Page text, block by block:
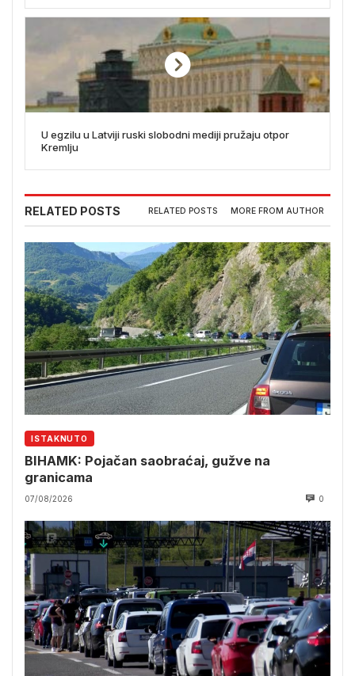
U egzilu u Latviji ruski slobodni mediji pružaju otpor
Kremlju
RELATED POSTS RELATED POSTS MORE FROM AUTHOR
ISTAKNUTO
BIHAMK: Pojačan saobraćaj, gužve na
granicama
07/08/2026 0